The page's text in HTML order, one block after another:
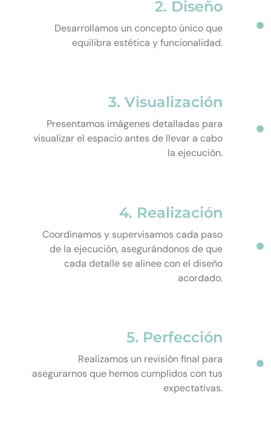
2. Diseño
Desarrollamos un concepto único que
equilibra estética y funcionalidad.
3. Visualización
Presentamos imágenes detalladas para
visualizar el espacio antes de llevar a cabo
la ejecución.
4. Realización
Coordinamos y supervisamos cada paso
de la ejecución, asegurándonos de que
cada detalle se alinee con el diseño
acordado.
5. Perfección
Realizamos un revisión final para
asegurarnos que hemos cumplidos con tus
expectativas.